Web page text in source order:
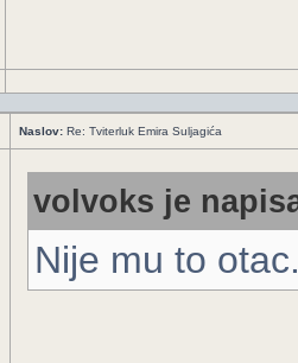
Naslov: Re: Tviterluk Emira Suljagića
volvoks je
Nije mu to